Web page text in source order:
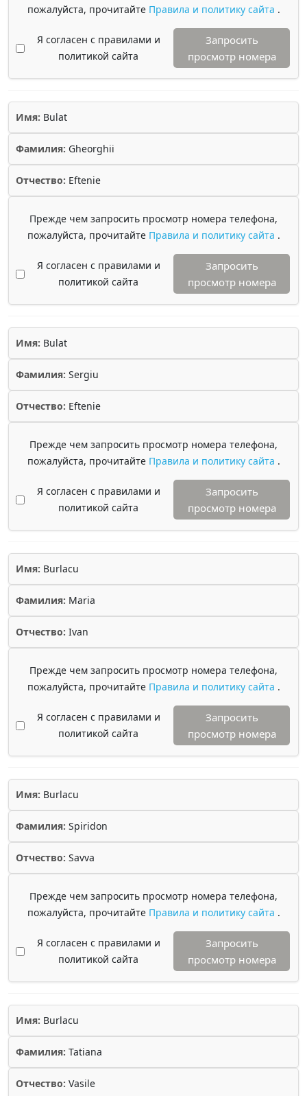
пожалуйста, прочитайте Правила и политику сайта .
Я согласен с правилами и
политикой сайта
Запросить
просмотр номера
Имя: Bulat
Фамилия: Gheorghii
Отчество: Eftenie
Прежде чем запросить просмотр номера телефона,
пожалуйста, прочитайте Правила и политику сайта .
Я согласен с правилами и
политикой сайта
Запросить
просмотр номера
Имя: Bulat
Фамилия: Sergiu
Отчество: Eftenie
Прежде чем запросить просмотр номера телефона,
пожалуйста, прочитайте Правила и политику сайта .
Я согласен с правилами и
политикой сайта
Запросить
просмотр номера
Имя: Burlacu
Фамилия: Maria
Отчество: Ivan
Прежде чем запросить просмотр номера телефона,
пожалуйста, прочитайте Правила и политику сайта .
Я согласен с правилами и
политикой сайта
Запросить
просмотр номера
Имя: Burlacu
Фамилия: Spiridon
Отчество: Savva
Прежде чем запросить просмотр номера телефона,
пожалуйста, прочитайте Правила и политику сайта .
Я согласен с правилами и
политикой сайта
Запросить
просмотр номера
Имя: Burlacu
Фамилия: Tatiana
Отчество: Vasile